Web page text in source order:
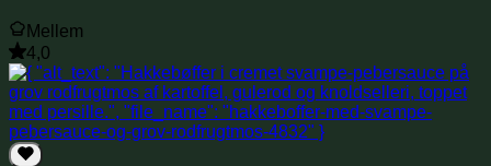
Mellem
4,0